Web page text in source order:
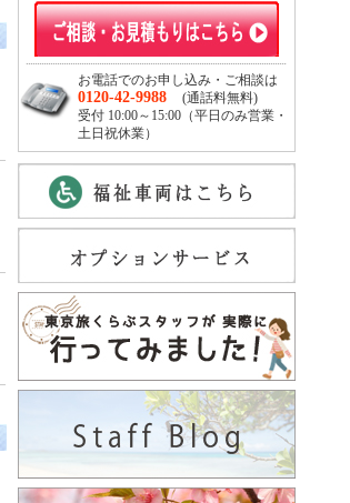
お電話でのお申し込み・ご相談は
0120-42-9988 (通話料無料)
受付 10:00～15:00（平日のみ営業・
土日祝休業）